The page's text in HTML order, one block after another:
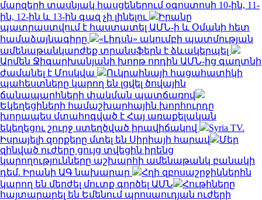
մարզերի տասնյակ հասցեներում օգոստոսի 10-ին, 11-
ին, 12-ին և 13-ին գազ չի լինելու
Իրանը
պատրաստվում է հաստատել ԱՄՆ-ի և Օմանի հետ
համաձայնագիրը
«Լիդսն» ակումբի պատմության
ամենաթանկարժեք տրանսֆերն է ձևակերպել
Արմեն Ջիգարխանյանի խորթ որդին ԱՄՆ-ից գաղտնի
ժամանել է Մոսկվա
Ուկրաինայի հացահատիկի
պահեստները կարող են լցվել ծովային
ճանապարհների փակման պատճառով
Եկեղեցիների համաշխարհային խորհուրդը
խորապես մտահոգված է Հայ առաքելական
եկեղեցու շուրջ ստեղծված իրավիճակով
Syria TV.
Իսրայելի զորքերը մտել են Սիրիայի հարավ
Մեր
զինված ուժերը ցույց տվեցին իրենց
կարողությունները աշխարհի ամենաթանկ բանակի
դեմ. Իրանի ԱԳ նախարար
Հղի զբոսաշրջիկներին
կարող են մերժել մուտք գործել ԱՄՆ
Հութիները
հայտարարել են Եմենում պրոսաուդյան ուժերի